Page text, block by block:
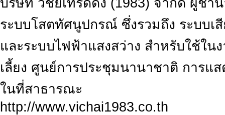
บริษัท วิชัยเทรดดิ้ง (1983) จำกัด ผู้ช
ระบบโสตทัศนูปกรณ์ ซึ่งรวมถึง ระบบ
และระบบไฟฟ้าแสงสว่าง สำหรับใช้ใ
เลี้ยง ศูนย์การประชุมนานาชาติ การแ
ในที่สาธารณะ
http://www.vichai1983.co.th